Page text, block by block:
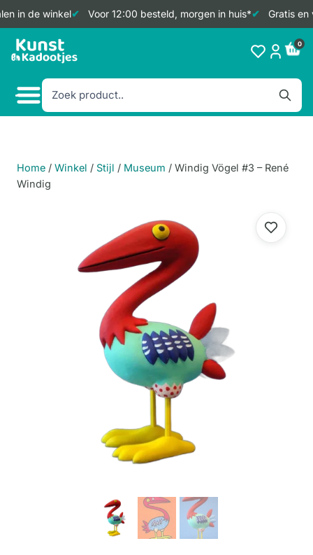
in de winkel Voor 12:00 besteld, morgen in huis* Gratis en
Doorgaan
naar
0
Home / Winkel / Stijl / Museum / Windig Vögel #3 – René
Windig